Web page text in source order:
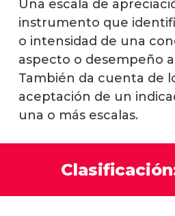
Una escala de
instrumento que
o intensidad de una
aspecto o desempeño
También da cuenta de
aceptación de un
una o más escalas.